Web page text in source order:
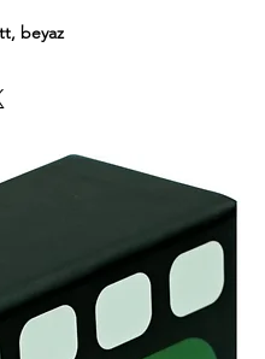
beyaz
güç dağıtımlı şarj cihazlarının
verimli ve optimize edilmiş bir
hazır hale getireceksiniz.
aşırı şarj, aşırı gerilim ve kısa
pilden tasarruf sağlayarak
edin: iPhone 11, 11 Pro, 11 Pro
12 Pro Max, 13, 13 mini, 13 Pro
%60'a kadar şarj edilebilir hızlı